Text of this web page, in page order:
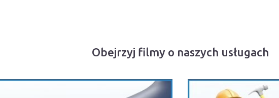
Obejrzyj filmy o naszych usługach